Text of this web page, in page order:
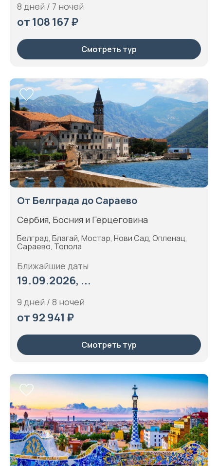
8 дней / 7 ночей
от 108 167 ₽
Смотреть тур
От Белграда до Сараево
Сербия, Босния и Герцеговина
Белград, Благай, Мостар, Нови Сад, Опленац,
Сараево, Топола
Ближайшие даты
19.09.2026, ...
9 дней / 8 ночей
от 92 941 ₽
Смотреть тур